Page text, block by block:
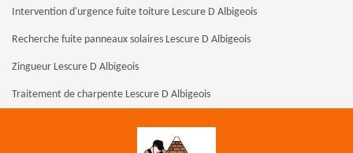
Intervention d'urgence fuite toiture Lescure D Albigeois
Recherche fuite panneaux solaires Lescure D Albigeois
Zingueur Lescure D Albigeois
Traitement de charpente Lescure D Albigeois